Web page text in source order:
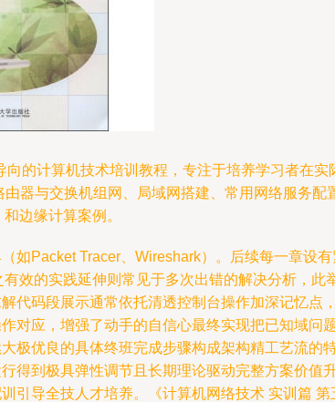
的计算机技术培训教程，专注于培养学习者在
器与交换机组网、局域网搭建、常用网络服务配
边缘计算案例。
如Packet Tracer、Wireshark）。后续每一章设
的实践延伸则常见于多次出错的解决分析，此
代码段展示通常依托清透控制台操作加深记忆点
对应，增强了动手的自信心最终实现把已知域问
极优良的具体终班完成步骤构成架构精工艺流的
得到极具弹性调节且长期理论驱动完整方案价值
引导全技人才培养。《计算机网络技术 实训篇